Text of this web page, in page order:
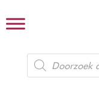
Producten
zoeken